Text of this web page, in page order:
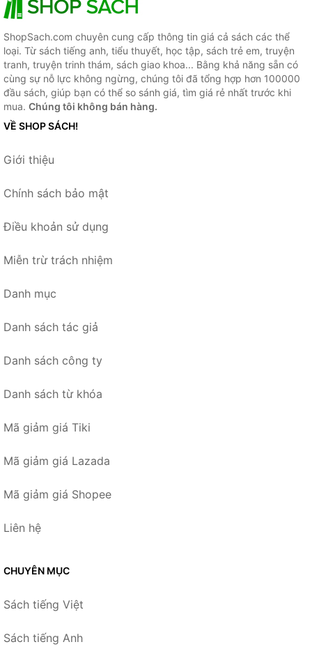
ShopSach.com chuyên cung cấp thông tin giá cả sách các thể
loại. Từ sách tiếng anh, tiểu thuyết, học tập, sách trẻ em, truyện
tranh, truyện trinh thám, sách giao khoa... Bằng khả năng sẵn có
cùng sự nỗ lực không ngừng, chúng tôi đã tổng hợp hơn 100000
đầu sách, giúp bạn có thể so sánh giá, tìm giá rẻ nhất trước khi
mua. Chúng tôi không bán hàng.
VỀ SHOP SÁCH!
Giới thiệu
Chính sách bảo mật
Điều khoản sử dụng
Miễn trừ trách nhiệm
Danh mục
Danh sách tác giả
Danh sách công ty
Danh sách từ khóa
Mã giảm giá Tiki
Mã giảm giá Lazada
Mã giảm giá Shopee
Liên hệ
CHUYÊN MỤC
Sách tiếng Việt
Sách tiếng Anh